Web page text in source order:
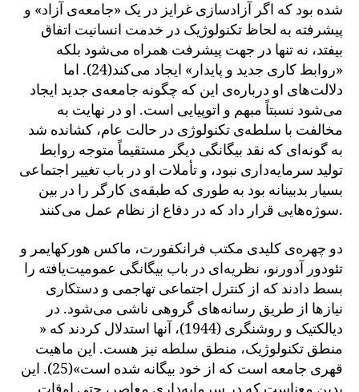
شده بود که اگر آزادسازی غرایز در یک «جامعه‌ی آزاد» و
پیشرفته به لحاظ تکنولوژیک در خدمت انسانیت اتفاق
بیفتد، نه تنها در جهت پیشرفت همراه می‌شود بلکه
«روابط کاری جدید و پایدار» ایجاد می‌کند(24). اما
دلالت‌های او درباره‌ی این که چگونه جامعه‌ی جدید ایجاد
می‌شود نسبتاً مبهم و اتوپیایی است. او در نهایت به
مخالفت با سلطه‌ی تکنولوژی در حالت عام، کشانده شد
به گونه‌ای که نقد بیگانگی دیگر مستقیماً متوجه روابط
تولید سرمایه‌داری نبود، و تأملات او در باب تغییر اجتماعی
بسیار بدبینانه بود به طوری که طبقه‌ی کارگر را در بین
سوژه‌هایی قرار داد که در دفاع از نظام عمل می‌کنند.
دو چهره‌ی کلیدی مکتب فرانکفورت، ماکس هورکهایمر و
تئودور آدورنو، نظریه‌ای در باب بیگانگی عمومیت‌یافته را
بسط دادند که از کنترل اجتماعی تهاجمی و دستکاری
نیازها از طریق رسانه‌های گروهی ناشی می‌شود. در
دیالکتیک و روشنگری (1944)، آنها استدلال کردند که «
منطق تکنولوژیک، منطق سلطه نیز هست. این ماهیت
قهری جامعه است که از خود بیگانه شده است»(25). این